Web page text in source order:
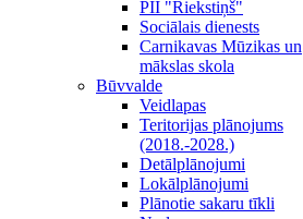
PII "Riekstiņš"
Sociālais dienests
Carnikavas Mūzikas un
mākslas skola
Būvvalde
Veidlapas
Teritorijas plānojums
(2018.-2028.)
Detālplānojumi
Lokālplānojumi
Plānotie sakaru tīkli